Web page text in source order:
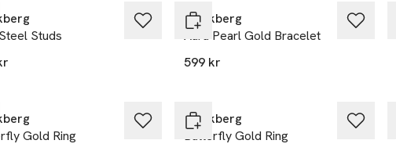
Studs
Mockberg
Aura Pearl Gold Bracelet
599 kr
Gold Ring
Mockberg
Butterfly Gold Ring